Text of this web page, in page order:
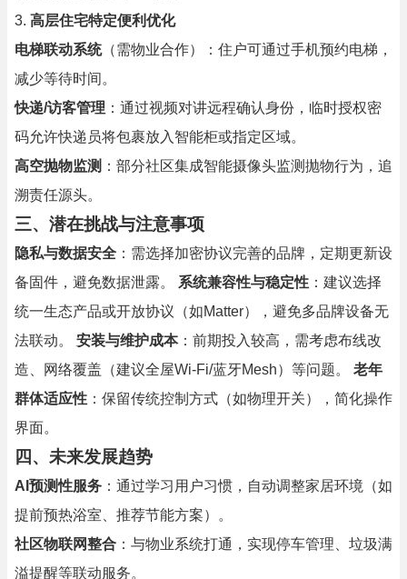
3. 高层住宅特定便利优化
电梯联动系统（需物业合作）：住户可通过手机预约电梯，
减少等待时间。
快递/访客管理 ：通过视频对讲远程确认身份，临时授权密
码允许快递员将包裹放入智能柜或指定区域。
高空抛物监测 ：部分社区集成智能摄像头监测抛物行为，追
溯责任源头。
三、潜在挑战与注意事项
隐私与数据安全 ：需选择加密协议完善的品牌，定期更新设
备固件，避免数据泄露。 系统兼容性与稳定性 ：建议选择
统一生态产品或开放协议（如Matter），避免多品牌设备无
法联动。 安装与维护成本：前期投入较高，需考虑布线改
造、网络覆盖（建议全屋Wi-Fi/蓝牙Mesh）等问题。 老年
群体适应性 ：保留传统控制方式（如物理开关），简化操作
界面。
四、未来发展趋势
AI预测性服务 ：通过学习用户习惯，自动调整家居环境（如
提前预热浴室、推荐节能方案）。
社区物联网整合 ：与物业系统打通，实现停车管理、垃圾满
溢提醒等联动服务。